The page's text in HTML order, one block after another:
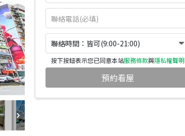
聯絡時間：皆可(9:00-21:00)
按下按鈕表示您已同意本站服務條款與隱私權聲明
預約看屋